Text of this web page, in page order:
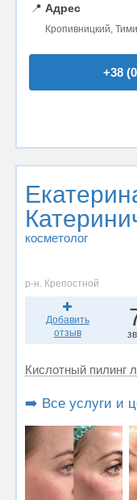
📍 Адрес
Кропивницкий,
+38
косметолог
р-н. Крепостной
Добавить
отзыв
Кислотный пилинг
➡️ Все услуги и